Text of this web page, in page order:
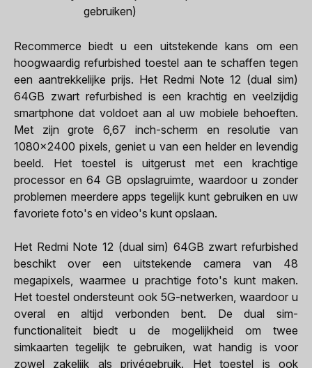
gebruiken)
Recommerce biedt u een uitstekende kans om een
hoogwaardig refurbished toestel aan te schaffen tegen
een aantrekkelijke prijs. Het Redmi Note 12 (dual sim)
64GB zwart refurbished is een krachtig en veelzijdig
smartphone dat voldoet aan al uw mobiele behoeften.
Met zijn grote 6,67 inch-scherm en resolutie van
1080x2400 pixels, geniet u van een helder en levendig
beeld. Het toestel is uitgerust met een krachtige
processor en 64 GB opslagruimte, waardoor u zonder
problemen meerdere apps tegelijk kunt gebruiken en uw
favoriete foto's en video's kunt opslaan.
Het Redmi Note 12 (dual sim) 64GB zwart refurbished
beschikt over een uitstekende camera van 48
megapixels, waarmee u prachtige foto's kunt maken.
Het toestel ondersteunt ook 5G-netwerken, waardoor u
overal en altijd verbonden bent. De dual sim-
functionaliteit biedt u de mogelijkheid om twee
simkaarten tegelijk te gebruiken, wat handig is voor
zowel zakelijk als privégebruik. Het toestel is ook